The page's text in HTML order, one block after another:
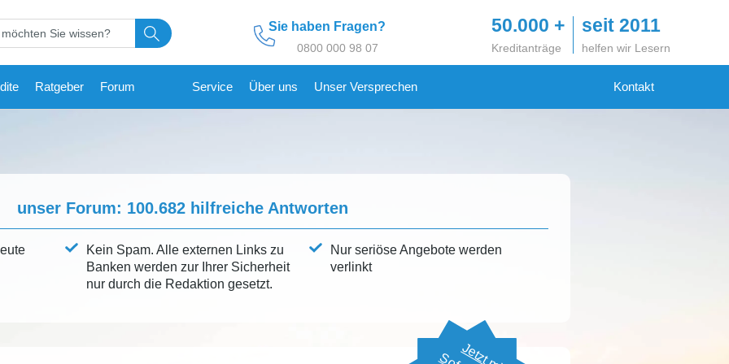
Sie haben Fragen?
0800 000 98 07
50.000 +
Kreditanträge
seit 2011
helfen wir Lesern
Ratgeber Forum Service Über uns Unser Versprechen Kontakt
unser Forum: 100.682hilfreiche Antworten
Kein Spam. Alle externen Links zu
Banken werden zur Ihrer Sicherheit
nur durch die Redaktion gesetzt.
Nur seriöse Angebote werden
verlinkt